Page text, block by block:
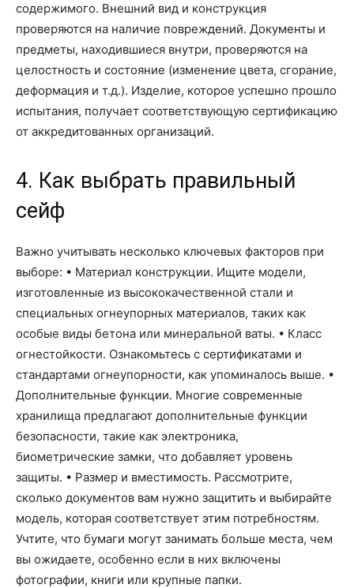
содержимого. Внешний вид и конструкция
проверяются на наличие повреждений. Документы и
предметы, находившиеся внутри, проверяются на
целостность и состояние (изменение цвета, сгорание,
деформация и т.д.). Изделие, которое успешно прошло
испытания, получает соответствующую сертификацию
от аккредитованных организаций.
4. Как выбрать правильный
сейф
Важно учитывать несколько ключевых факторов при
выборе: • Материал конструкции. Ищите модели,
изготовленные из высококачественной стали и
специальных огнеупорных материалов, таких как
особые виды бетона или минеральной ваты. • Класс
огнестойкости. Ознакомьтесь с сертификатами и
стандартами огнеупорности, как упоминалось выше. •
Дополнительные функции. Многие современные
хранилища предлагают дополнительные функции
безопасности, такие как электроника,
биометрические замки, что добавляет уровень
защиты. • Размер и вместимость. Рассмотрите,
сколько документов вам нужно защитить и выбирайте
модель, которая соответствует этим потребностям.
Учтите, что бумаги могут занимать больше места, чем
вы ожидаете, особенно если в них включены
фотографии, книги или крупные папки.